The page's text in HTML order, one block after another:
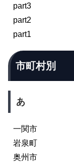
part3
part2
part1
市町村別
あ
一関市
岩泉町
奥州市